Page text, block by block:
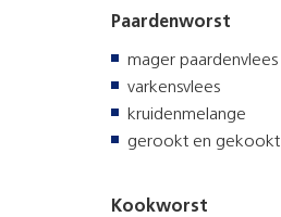
Paardenworst
mager paardenvlees
varkensvlees
kruidenmelange
gerookt en gekookt
Kookworst